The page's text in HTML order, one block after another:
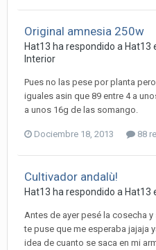
Original amnesia 250w
Hat13 ha respondido a Hat13
Interior
Pues no las pese por planta
iguales asin que 89 entre 4 a
a unos 16g de las somango.
Dociembre 18, 2013 88
Cultivador andalù!
Hat13 ha respondido a Hat13
Antes de ayer pesé la cosecha
te puse que me esperaba jajaja
idea de cuanto se saca en mi